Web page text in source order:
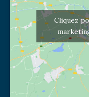
Cliquez